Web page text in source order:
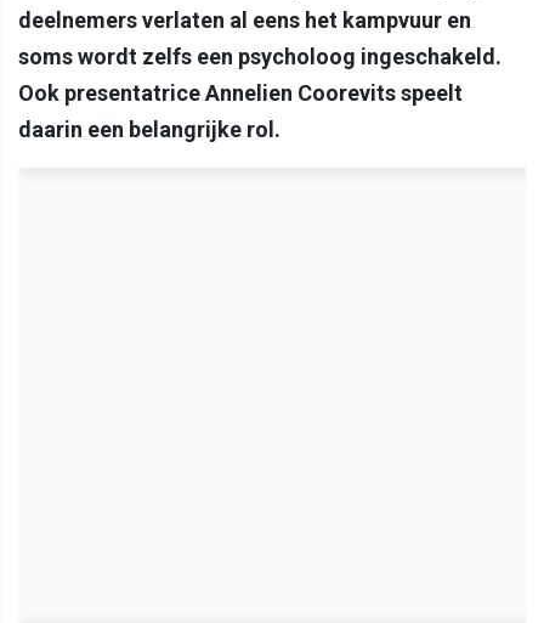
deelnemers verlaten al eens het kampvuur en
soms wordt zelfs een psycholoog ingeschakeld.
Ook presentatrice Annelien Coorevits speelt
daarin een belangrijke rol.